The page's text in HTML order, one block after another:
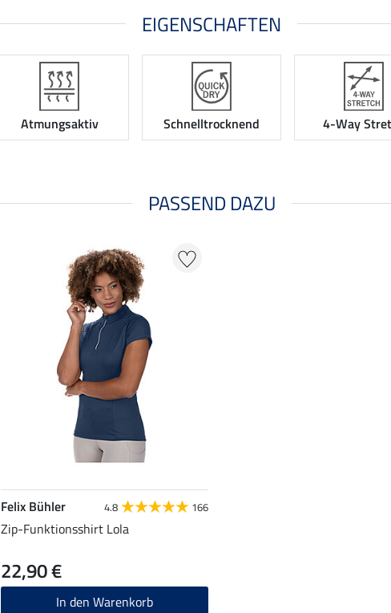
EIGENSCHAFTEN
Atmungsaktiv Schnelltrocknend 4-Way
PASSEND DAZU
Felix Bühler 4.8 166
Zip-Funktionsshirt Lola
22,90 €
In den Warenkorb